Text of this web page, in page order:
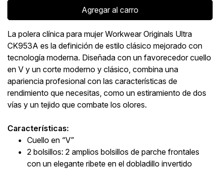
Agregar al carro
La polera clínica para mujer Workwear Originals Ultra
CK953A es la definición de estilo clásico mejorado con
tecnología moderna. Diseñada con un favorecedor cuello
en V y un corte moderno y clásico, combina una
apariencia profesional con las características de
rendimiento que necesitas, como un estiramiento de dos
vías y un tejido que combate los olores.
Características:
Cuello en “V”
2 bolsillos: 2 amplios bolsillos de parche frontales
con un elegante ribete en el dobladillo invertido